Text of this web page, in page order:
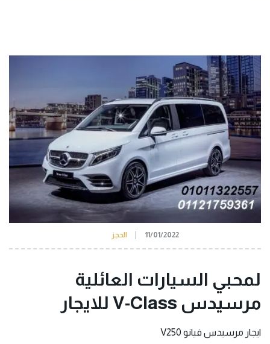
11/01/2022 الحجز
لمحبي السيارات العائلية
مرسيدس V-Class للايجار
ايجار مرسيدس فيانو V250